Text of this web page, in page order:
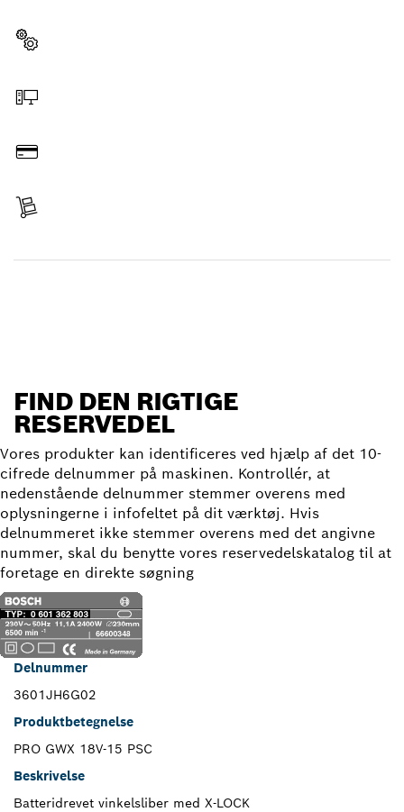
FIND DEN RIGTIGE
RESERVEDEL
Vores produkter kan identificeres ved hjælp af det 10-
cifrede delnummer på maskinen. Kontrollér, at
nedenstående delnummer stemmer overens med
oplysningerne i infofeltet på dit værktøj. Hvis
delnummeret ikke stemmer overens med det angivne
nummer, skal du benytte vores reservedelskatalog til at
foretage en direkte søgning
Delnummer
3601JH6G02
Produktbetegnelse
PRO GWX 18V-15 PSC
Beskrivelse
Batteridrevet vinkelsliber med X-LOCK